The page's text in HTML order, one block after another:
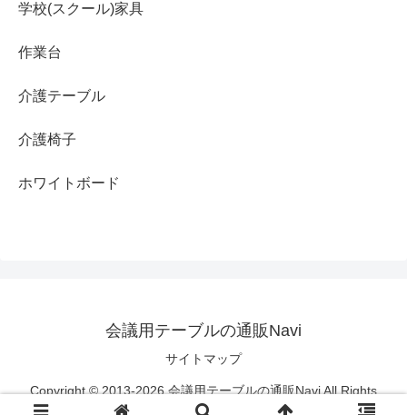
学校(スクール)家具
作業台
介護テーブル
介護椅子
ホワイトボード
会議用テーブルの通販Navi
サイトマップ
Copyright © 2013-2026 会議用テーブルの通販Navi All Rights